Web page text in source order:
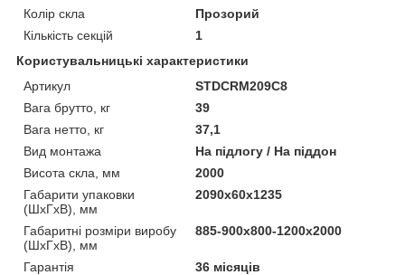
Колір скла
Прозорий
Кількість секцій
1
Користувальницькі характеристики
Артикул
STDCRM209C8
Вага брутто, кг
39
Вага нетто, кг
37,1
Вид монтажа
На підлогу / На піддон
Висота скла, мм
2000
Габарити упаковки
(ШхГхВ), мм
2090х60х1235
Габаритні розміри виробу
(ШхГхВ), мм
885-900х800-1200х2000
Гарантія
36 місяців